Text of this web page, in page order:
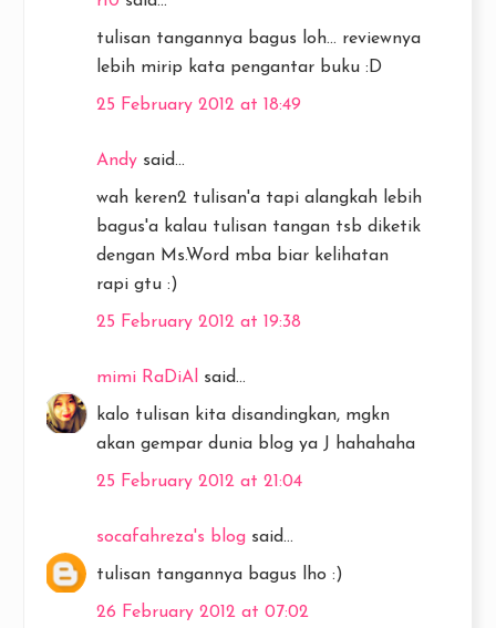
tulisan tangannya bagus loh... reviewnya
lebih mirip kata pengantar buku :D
25 February 2012 at 18:49
Andy said...
wah keren2 tulisan'a tapi alangkah lebih
bagus'a kalau tulisan tangan tsb diketik
dengan Ms.Word mba biar kelihatan
rapi gtu :)
25 February 2012 at 19:38
mimi RaDiAl said...
kalo tulisan kita disandingkan, mgkn
akan gempar dunia blog ya J hahahaha
25 February 2012 at 21:04
socafahreza's blog said...
tulisan tangannya bagus lho :)
26 February 2012 at 07:02